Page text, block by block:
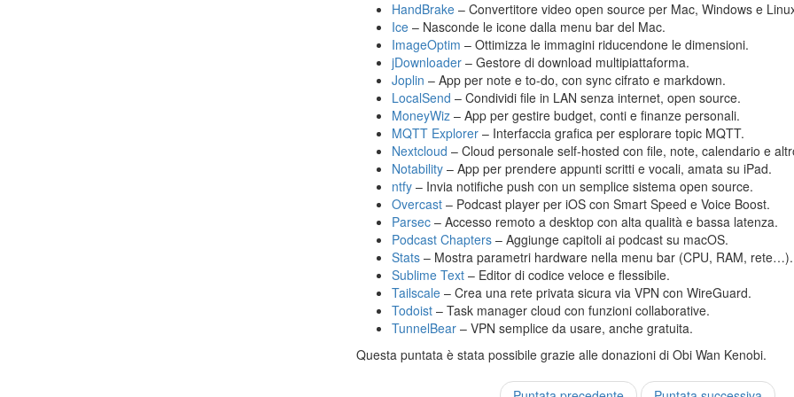
HandBrake – Convertitore video open source per Mac, Windows e
Ice – Nasconde le icone dalla menu bar del Mac.
ImageOptim – Ottimizza le immagini riducendone le dimensioni.
jDownloader – Gestore di download multipiattaforma.
Joplin – App per note e to-do, con sync cifrato e markdown.
LocalSend – Condividi file in LAN senza internet, open source.
MoneyWiz – App per gestire budget, conti e finanze personali.
MQTT Explorer – Interfaccia grafica per esplorare topic MQTT.
Nextcloud – Cloud personale self-hosted con file, note, calendario e
Notability – App per prendere appunti scritti e vocali, amata su iPad.
ntfy – Invia notifiche push con un semplice sistema open source.
Overcast – Podcast player per iOS con Smart Speed e Voice Boost.
Parsec – Accesso remoto a desktop con alta qualità e bassa latenza.
Podcast Chapters – Aggiunge capitoli ai podcast su macOS.
Stats – Mostra parametri hardware nella menu bar (CPU, RAM, rete…).
Sublime Text – Editor di codice veloce e flessibile.
Tailscale – Crea una rete privata sicura via VPN con WireGuard.
Todoist – Task manager cloud con funzioni collaborative.
TunnelBear – VPN semplice da usare, anche gratuita.
Questa puntata è stata possibile grazie alle donazioni di Obi Wan Kenobi.